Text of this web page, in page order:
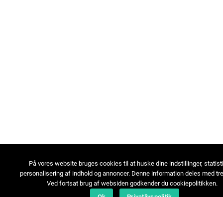
På vores website bruges cookies til at huske dine indstillinger,
personalisering af indhold og annoncer. Denne information deles med
Ved fortsat brug af websiden godkender du cookiepolitikken.